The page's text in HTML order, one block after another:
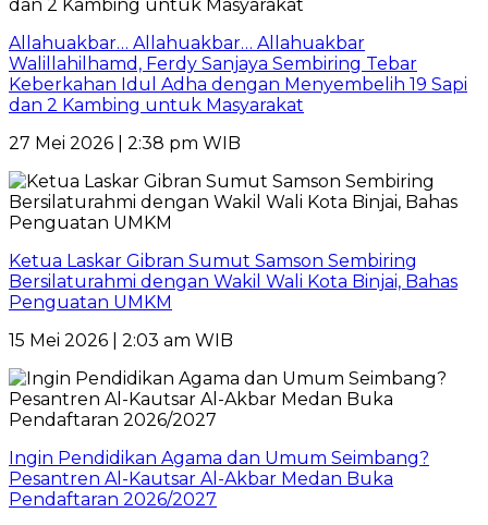
Allahuakbar… Allahuakbar… Allahuakbar
Walillahilhamd, Ferdy Sanjaya Sembiring Tebar
Keberkahan Idul Adha dengan Menyembelih 19 Sapi
dan 2 Kambing untuk Masyarakat
27 Mei 2026 | 2:38 pm WIB
Ketua Laskar Gibran Sumut Samson Sembiring
Bersilaturahmi dengan Wakil Wali Kota Binjai, Bahas
Penguatan UMKM
15 Mei 2026 | 2:03 am WIB
Ingin Pendidikan Agama dan Umum Seimbang?
Pesantren Al-Kautsar Al-Akbar Medan Buka
Pendaftaran 2026/2027